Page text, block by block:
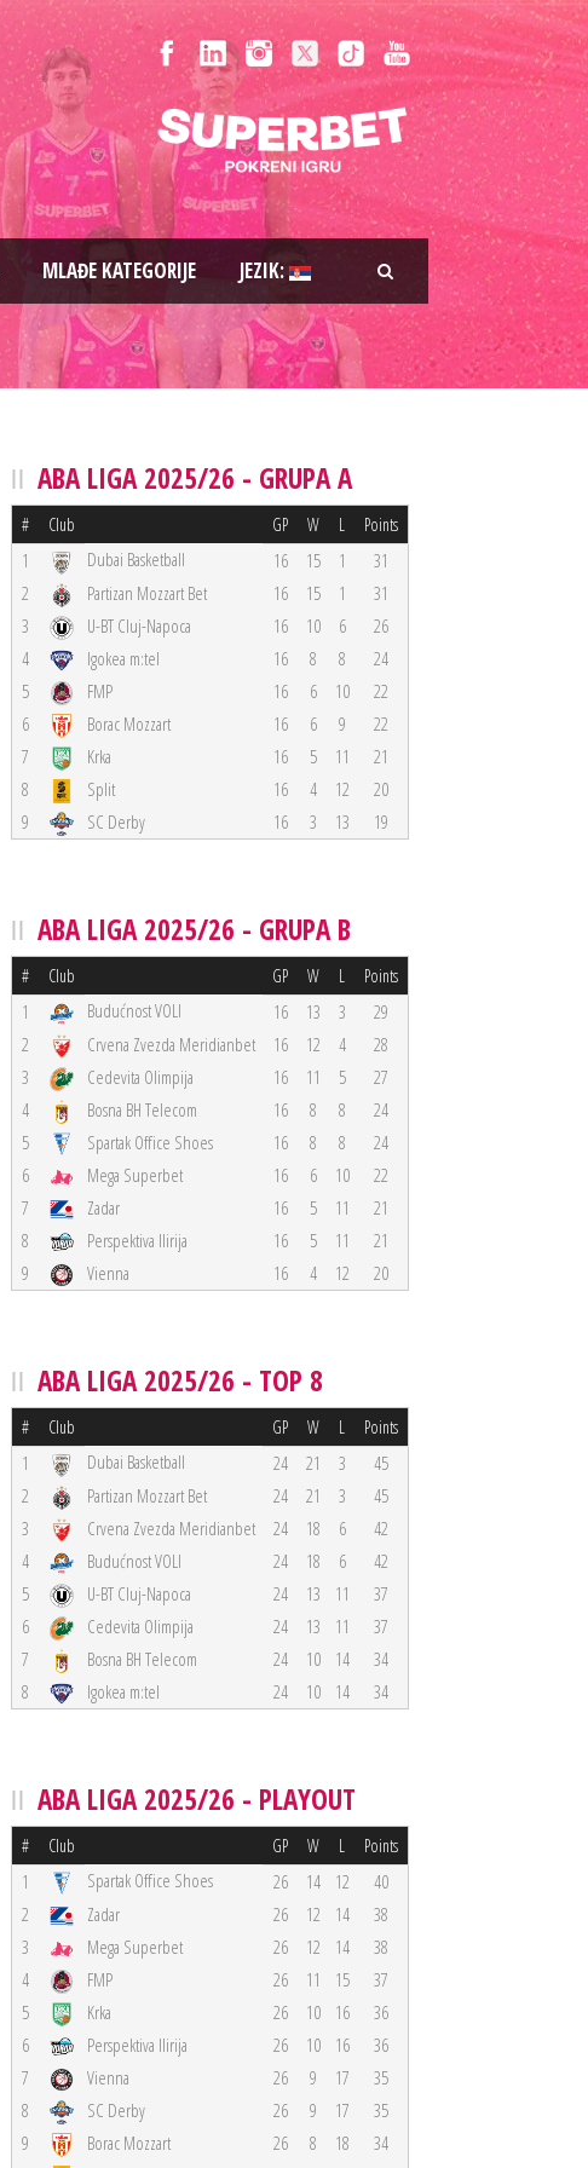
MLAĐE KATEGORIJE JEZIK:
ABA LIGA 2025/26 - GRUPA A
# Club GP W L Points
1 Dubai Basketball 16 15 1
31
2
Partizan Mozzart Bet 16 15 1
31
3
U-BT Cluj-Napoca 16 10 6
26
4
Igokea m:tel 16 8 8
24
5
FMP 16 6 10
22
6
Borac Mozzart 16 6 9
22
7
Krka 16 5 11
21
8
Split 16 4 12
20
9
SC Derby 16 3 13 19
ABA LIGA 2025/26 - GRUPA B
# Club GP W L Points
1 Budućnost VOLI 16 13 3
29
2
Crvena Zvezda Meridianbet 16 12 4
28
3
Cedevita Olimpija 16 11 5
27
4
Bosna BH Telecom 16 8 8
24
5
Spartak Office Shoes 16 8 8
24
6
Mega Superbet 16 6 10
22
7
Zadar 16 5 11
21
8
Perspektiva Ilirija 16 5 11
21
9
Vienna 16 4 12 20
ABA LIGA 2025/26 - TOP 8
# Club GP W L Points
1 Dubai Basketball 24 21 3
45
2
Partizan Mozzart Bet 24 21 3
45
3
Crvena Zvezda Meridianbet 24 18 6
42
4
Budućnost VOLI 24 18 6
42
5
U-BT Cluj-Napoca 24 13 11
37
6
Cedevita Olimpija 24 13 11
37
7
Bosna BH Telecom 24 10 14
34
8
Igokea m:tel 24 10 14 34
ABA LIGA 2025/26 - PLAYOUT
# Club GP W L Points
1 Spartak Office Shoes 26 14 12
40
2
Zadar 26 12 14
38
3
Mega Superbet 26 12 14
38
4
FMP 26 11 15
37
5
Krka 26 10 16
36
6
Perspektiva Ilirija 26 10 16
36
7
Vienna 26 9 17
35
8
SC Derby 26 9 17
35
9
Borac Mozzart 26 8 18
34